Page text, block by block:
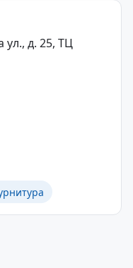
д. 25, ТЦ